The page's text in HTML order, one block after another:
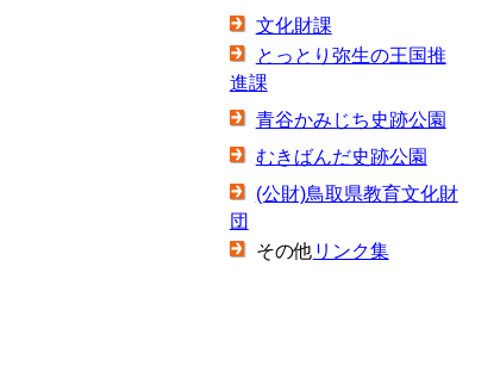
文化財課
とっとり弥生の王国推
進課
青谷かみじち史跡公園
むきばんだ史跡公園
(公財)鳥取県教育文化財
団
その他 リンク集